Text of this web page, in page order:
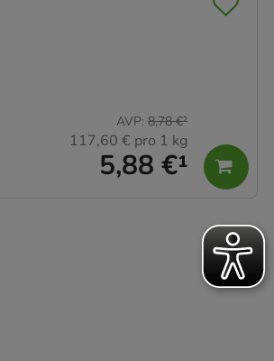
5,88 €¹
AVP: 8,78 €²
117,60 € pro 1 kg